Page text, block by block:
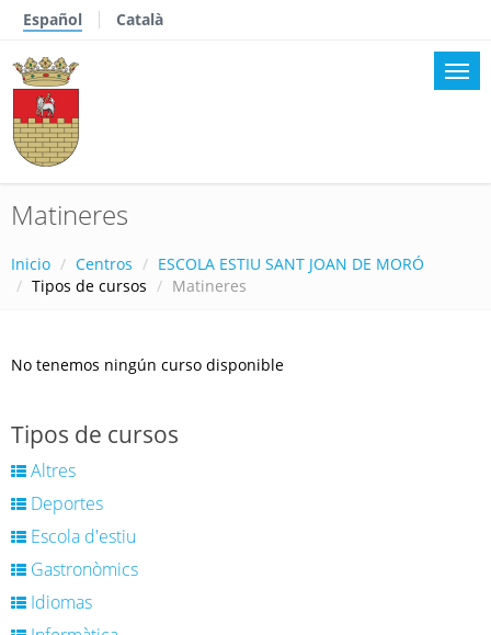
Español Català
Matineres
Inicio Centros
ESCOLA ESTIU SANT JOAN DE MORÓ
Tipos de cursos
Matineres
No tenemos ningún curso disponible
Tipos de cursos
Altres
Deportes
Escola d'estiu
Gastronòmics
Idiomas